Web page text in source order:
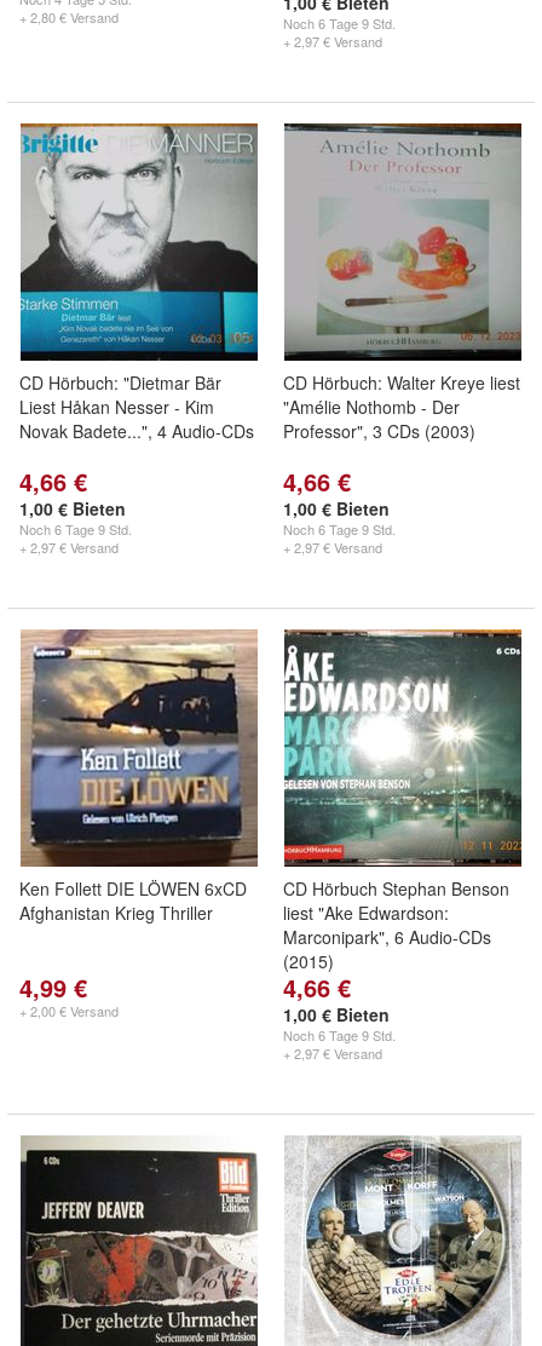
+ 2,80 € Versand
Noch6 Tage 9 Std.
+ 2,97 € Versand
CD Hörbuch: "Dietmar Bär
Liest Håkan Nesser - Kim
Novak Badete...", 4 Audio-CDs
4,66 €
1,00 € Bieten
Noch6 Tage 9 Std.
+ 2,97 € Versand
CD Hörbuch: Walter Kreye liest
"Amélie Nothomb - Der
Professor", 3 CDs (2003)
4,66 €
1,00 € Bieten
Noch6 Tage 9 Std.
+ 2,97 € Versand
Ken Follett DIE LÖWEN 6xCD
Afghanistan Krieg Thriller
4,99 €
+ 2,00 € Versand
CD Hörbuch Stephan Benson
liest "Ake Edwardson:
Marconipark", 6 Audio-CDs
(2015)
4,66 €
1,00 € Bieten
Noch6 Tage 9 Std.
+ 2,97 € Versand